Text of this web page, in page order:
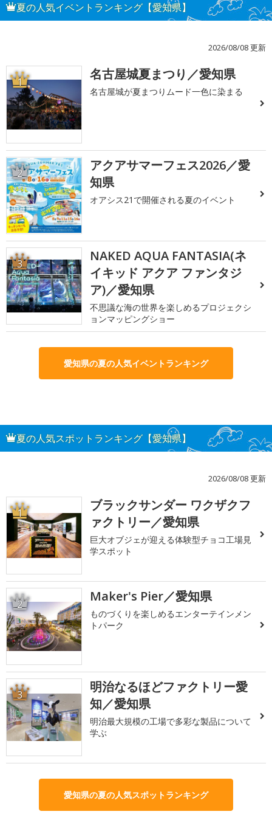
夏の人気イベントランキング【愛知県】
2026/08/08 更新
1 名古屋城夏まつり／愛知県
名古屋城が夏まつりムード一色に染まる
2
アクアサマーフェス2026／愛
知県
オアシス21で開催される夏のイベント
3
NAKED AQUA FANTASIA(ネ
イキッド アクア ファンタジ
ア)／愛知県
不思議な海の世界を楽しめるプロジェクシ
ョンマッピングショー
愛知県の夏の人気イベントランキング
夏の人気スポットランキング【愛知県】
2026/08/08 更新
1
ブラックサンダー ワクザクフ
ァクトリー／愛知県
巨大オブジェが迎える体験型チョコ工場見
学スポット
2 Maker's Pier／愛知県
ものづくりを楽しめるエンターテインメン
トパーク
3
明治なるほどファクトリー愛
知／愛知県
明治最大規模の工場で多彩な製品について
学ぶ
愛知県の夏の人気スポットランキング